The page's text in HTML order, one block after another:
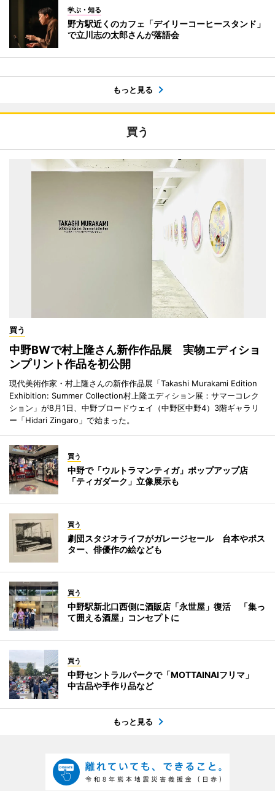
学ぶ・知る
野方駅近くのカフェ「デイリーコーヒースタンド」
で立川志の太郎さんが落語会
もっと見る
買う
買う
中野BWで村上隆さん新作作品展 実物エディショ
ンプリント作品を初公開
現代美術作家・村上隆さんの新作作品展「Takashi Murakami Edition
Exhibition: Summer Collection村上隆エディション展：サマーコレク
ション」が8月1日、中野ブロードウェイ（中野区中野4）3階ギャラリ
ー「Hidari Zingaro」で始まった。
買う
中野で「ウルトラマンティガ」ポップアップ店
「ティガダーク」立像展示も
買う
劇団スタジオライフがガレージセール 台本やポス
ター、俳優作の絵なども
買う
中野駅新北口西側に酒販店「永世屋」復活 「集っ
て囲える酒屋」コンセプトに
買う
中野セントラルパークで「MOTTAINAIフリマ」
中古品や手作り品など
もっと見る